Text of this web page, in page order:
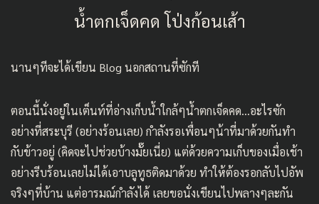
น้ำตกเจ็ดคด โป่งก้อนเส้า
นานๆทีจะได้เขียน Blog นอกสถานที่ซักที
ตอนนี้นั่งอยู่ในเต็นท์ที่อ่างเก็บน้ำใกล้ๆน้ำตกเจ็ดคด…อะไรซัก
อย่างที่สระบุรี (อย่างร้อนเลย) กำลังรอเพื่อนๆน้าที่มาด้วยกันทำ
กับข้าวอยู่ (คิดจะไปช่วยบ้างมั๊ยเนี่ย) แต่ด้วยความเก็บของเมื่อเช้า
อย่างรีบร้อนเลยไม่ได้เอาบลูทูธติดมาด้วย ทำให้ต้องรอกลับไปอัพ
จริงๆที่บ้าน แต่อารมณ์กำลังได้ เลยขอนั่งเขียนไปพลางๆละกัน